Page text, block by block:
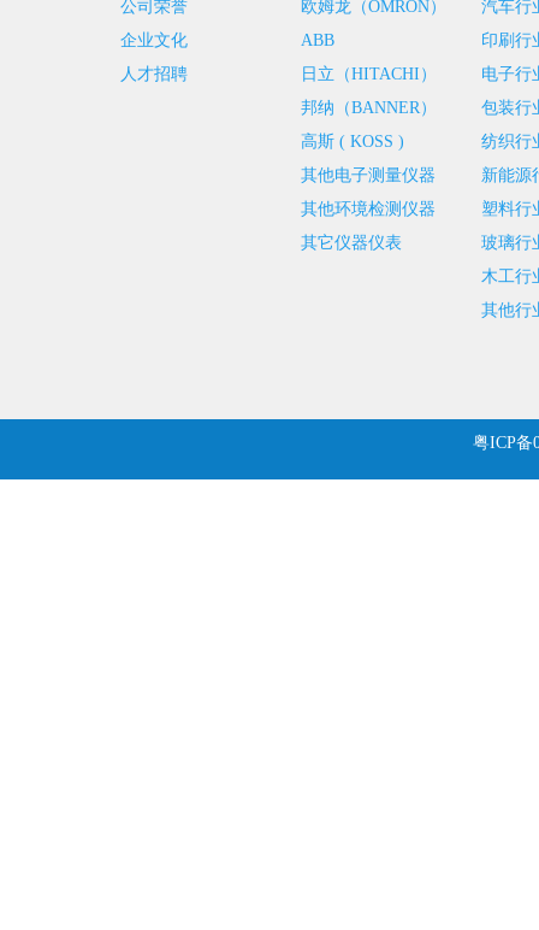
公司荣誉
企业文化
人才招聘
欧姆龙（OMRON）
ABB
日立（HITACHI）
邦纳（BANNER）
高斯 ( KOSS )
其他电子测量仪器
其他环境检测仪器
其它仪器仪表
汽车行
印刷行
电子行
包装行
纺织行
新能源
塑料行
玻璃行
木工行
其他行
粤ICP备